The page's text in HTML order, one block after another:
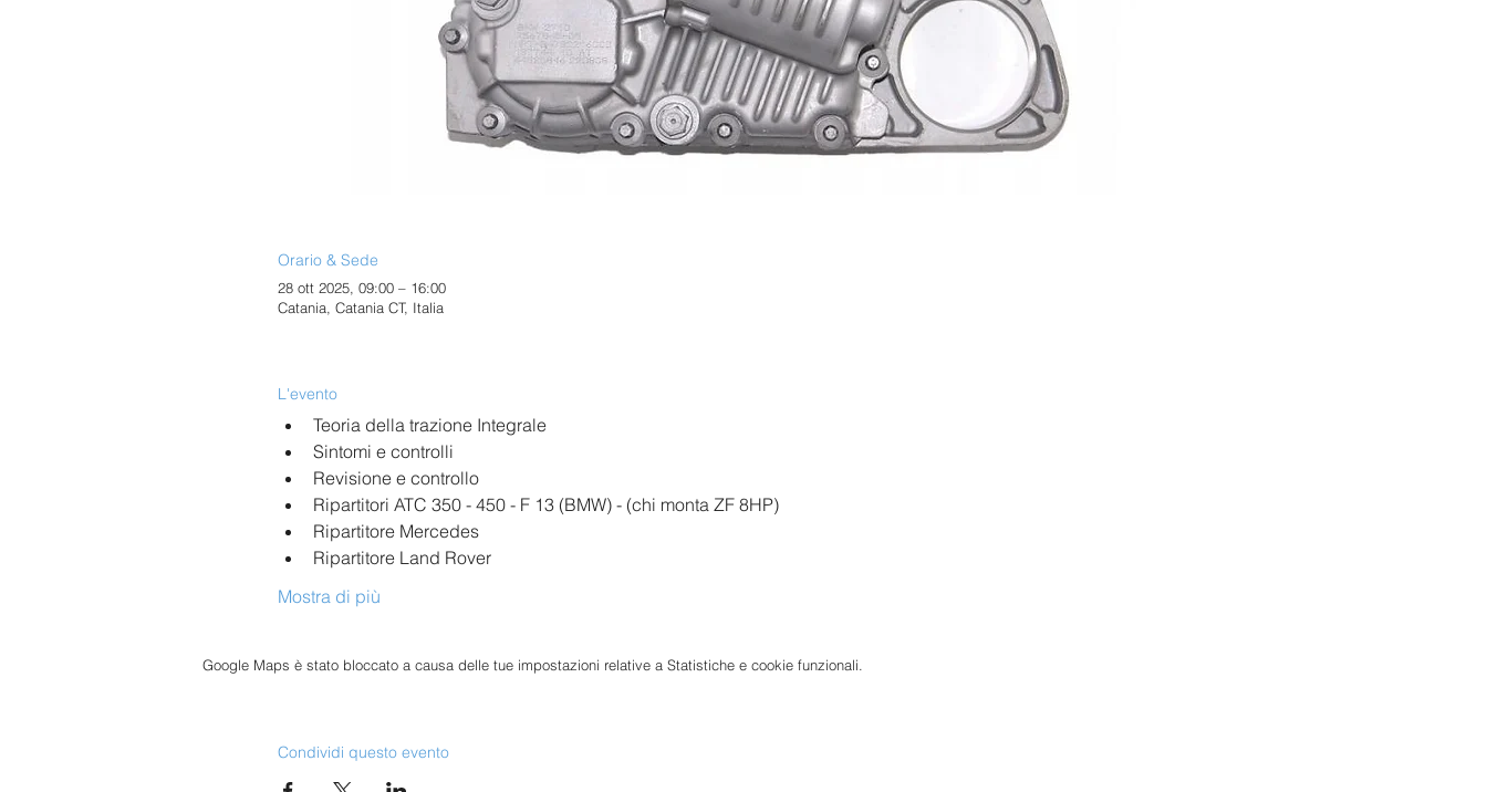
Orario & Sede
28 ott 2025, 09:00 – 16:00
Catania, Catania CT, Italia
L'evento
Teoria della trazione Integrale
Sintomi e controlli
Revisione e controllo
Ripartitori ATC 350 - 450 - F 13 (BMW) - (chi monta ZF 8HP)
Ripartitore Mercedes
Ripartitore Land Rover
Mostra di più
Google Maps è stato bloccato a causa delle tue impostazioni relative a Statistiche e cookie funzionali.
Condividi questo evento